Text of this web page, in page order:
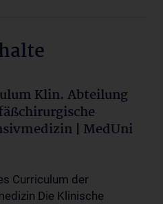
Klin. Abteilung
| MedUni
Curriculum der
Die Klinische